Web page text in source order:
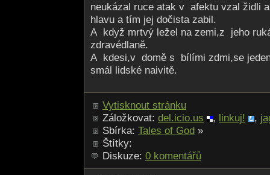
neukázal ruce atak v afektu vzal židli
hlavu a tím jej dočista zabil.
A když mrtvý ležel na zemi,z jeho
zdravédlaně.
A kdesi,v domě s bílími zdmi,se
smál lidské naivitě.
Vytisknout stránku
Záložkovat: del.icio.us , linkuj! ,
Sbírka: Tales of God »
Štítky:
Diskuze: 0 komentářů